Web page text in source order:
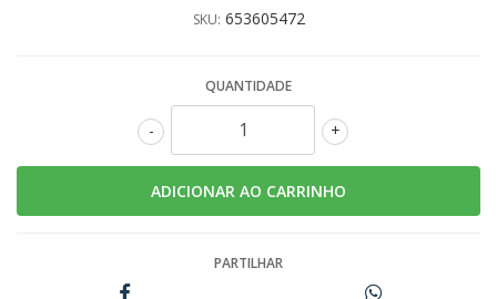
SKU: 653605472
QUANTIDADE
+
-
PARTILHAR